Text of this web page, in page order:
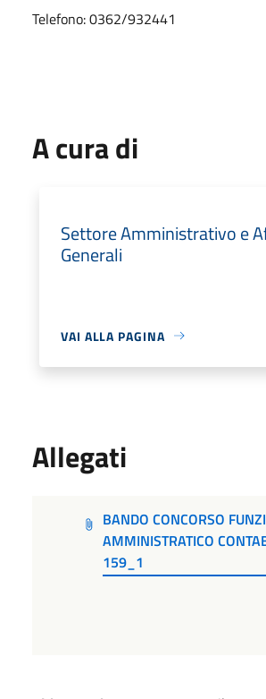
Telefono: 0362/932441
A cura di
Settore Amministrativo e
Generali
VAI ALLA PAGINA
Allegati
BANDO CONCORSO
AMMINISTRATICO
159_1